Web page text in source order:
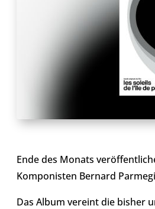
Ende des Monats
Komponisten Bernard
Das Album vereint die bisher